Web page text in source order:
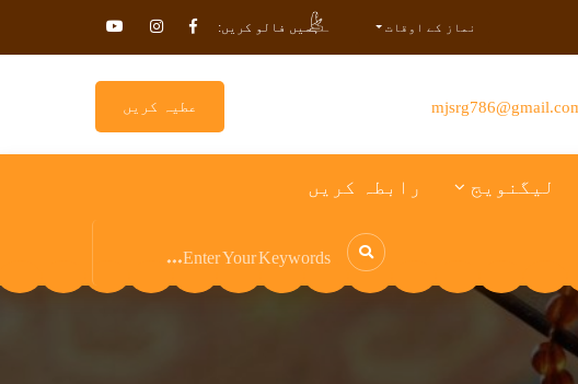
ہمیں فالو کریں: نماز کے اوقات
عطیہ کریں
لیگنویج رابطہ کریں